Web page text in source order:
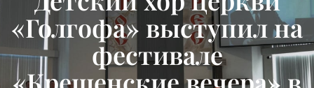
«Голгофа» выступил на
фестивале